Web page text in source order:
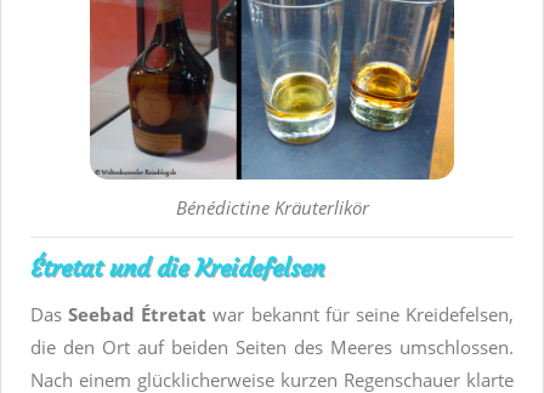
Bénédictine Kräuterlikör
Étretat und die Kreidefelsen
DasSeebad Étretat war bekannt für seine Kreidefelsen,
die den Ort auf beiden Seiten des Meeres umschlossen.
Nach einem glücklicherweise kurzen Regenschauer klarte